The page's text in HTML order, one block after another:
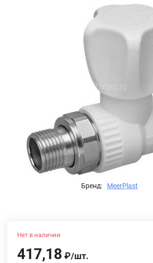
Бренд: MeerPlast
Нет в наличии
417,18 ₽/шт.